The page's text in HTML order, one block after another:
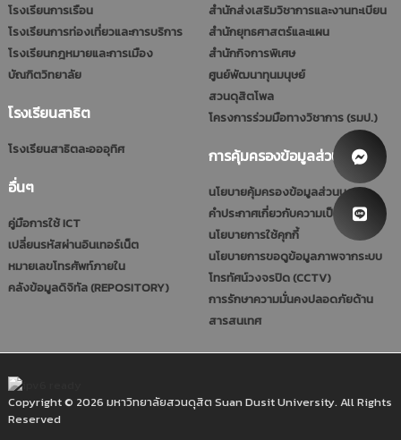
โรงเรียนการเรือน
โรงเรียนการท่องเที่ยวและการบริการ
โรงเรียนกฎหมายและการเมือง
บัณฑิตวิทยาลัย
โรงเรียนสาธิต
โรงเรียนสาธิตละอออุทิศ
อื่นๆ
คู่มือการใช้ ICT
เปลี่ยนรหัสผ่านอินเทอร์เน็ต
หมายเลขโทรศัพท์ภายใน
คลังข้อมูลดิจิทัล (REPOSITORY)
สำนักส่งเสริมวิชาการและงานทะเบียน
สำนักยุทธศาสตร์และแผน
สำนักกิจการพิเศษ
ศูนย์พัฒนาทุนมนุษย์
สวนดุสิตโพล
โครงการร่วมมือทางวิชาการ (รมป.)
การคุ้มครองข้อมูลส่วนบุคคล
นโยบายคุ้มครองข้อมูลส่วนบุคคล
คำประกาศเกี่ยวกับความเป็นส่วนตัว
นโยบายการใช้คุกกี้
นโยบายการขอดูข้อมูลภาพจากระบบ
โทรทัศน์วงจรปิด (CCTV)
การรักษาความมั่นคงปลอดภัยด้าน
สารสนเทศ
Copyright © 2026 มหาวิทยาลัยสวนดุสิต Suan Dusit University. All Rights
Reserved